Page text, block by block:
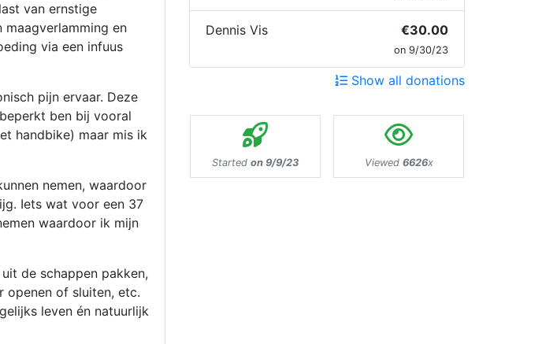
van ernstige
en
via een infuus
pijn ervaar. Deze
ben bij vooral
handbike) maar mis ik
nemen, waardoor
Iets wat voor een 37
waardoor ik mijn
de schappen pakken,
openen of sluiten, etc.
leven én natuurlijk
Dennis Vis €30.00
on 9/30/23
Show all donations
Started on 9/9/23 Viewed 6626x